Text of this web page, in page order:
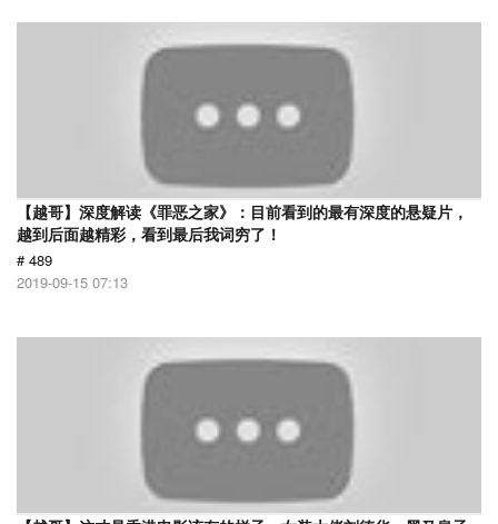
【越哥】深度解读《罪恶之家》：目前看到的最有深度的悬疑片，
越到后面越精彩，看到最后我词穷了！
# 489
2019-09-15 07:13